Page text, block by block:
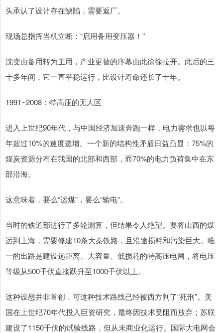
头承认了设计存在缺陷，需要返厂。
现场总指挥当机立断：“启用备用变压器！”
沈变由备用转为主用，产业更替的序幕由此徐徐拉开。此后的三
十多年间，它一直平稳运行，比设计寿命还长了十年。
1991~2008：特高压的无人区
进入上世纪90年代，与中国经济加速奔跑一样，电力需求也以每
年超过10%的速度递增。一个新的结构性矛盾日益凸显：75%的
煤炭资源分布在我国的北部和西部，而70%的电力负荷集中在东
部沿海。
这意味着，要么“运煤”，要么“输电”。
当时的铁道部进行了多轮测算，但结果令人绝望。要将山西的煤
运到上海，需要修建10条大秦铁路，且沿途损耗和污染巨大。唯
一的出路是建设远距离、大容量、低损耗的特高压电网，将电压
等级从500千伏直接跃升至1000千伏以上。
这种设想并非首创，可这种技术路线已经被西方判了“死刑”。美
国在上世纪70年代投入巨资研究，最终因技术受阻而放弃；苏联
建设了1150千伏的试验线路，但从未商业化运行。国际大电网会